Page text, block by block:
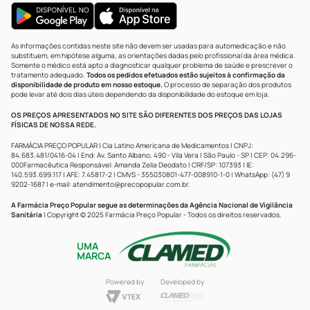
As informações contidas neste site não devem ser usadas para automedicação e não
substituem, em hipótese alguma, as orientações dadas pelo profissional da área médica.
Somente o médico está apto a diagnosticar qualquer problema de saúde e prescrever o
tratamento adequado. Todos os pedidos efetuados estão sujeitos à confirmação da
disponibilidade de produto em nosso estoque.O processo de separação dos produtos
pode levar até dois dias úteis dependendo da disponibilidade do estoque em loja.
OS PREÇOS APRESENTADOS NO SITE SÃO DIFERENTES DOS PREÇOS DAS LOJAS
FÍSICAS DE NOSSA REDE.
FARMÁCIA PREÇO POPULAR | Cia Latino Americana de Medicamentos | CNPJ:
84.683.481/0416-04 | End: Av. Santo Albano, 490 - Vila Vera | São Paulo - SP | CEP: 04.296-
000Farmacêutica Responsável: Amanda Zelia Deodato | CRF/SP: 107393 | IE:
140.593.699.117 | AFE: 7.45817-2 | CMVS - 355030801-477-008910-1-0 | WhatsApp: (47) 9
9202-1687 | e-mail: atendimento@precopopular.com.br.
A Farmácia Preço Popular segue as determinações da Agência Nacional de Vigilância
Sanitária | Copyright © 2025 Farmácia Preço Popular - Todos os direitos reservados.
UMA
MARCA
Powered by Developed by